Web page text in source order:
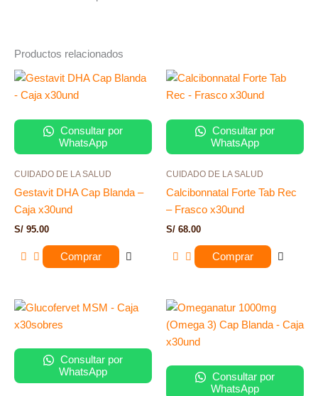
Productos relacionados
Consultar por
WhatsApp
CUIDADO DE LA SALUD
Gestavit DHA Cap Blanda –
Caja x30und
S/ 95.00
Comprar
Consultar por
WhatsApp
CUIDADO DE LA SALUD
Calcibonnatal Forte Tab Rec
– Frasco x30und
S/ 68.00
Comprar
Consultar por
WhatsApp
Consultar por
WhatsApp